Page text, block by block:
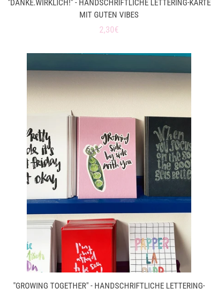
"DANKE.WIRKLICH!" - HANDSCHRIFTLICHE LETTERING-KARTE
MIT GUTEN VIBES
Normaler
2,30€
"GROWING TOGETHER" - HANDSCHRIFTLICHE LETTERING-